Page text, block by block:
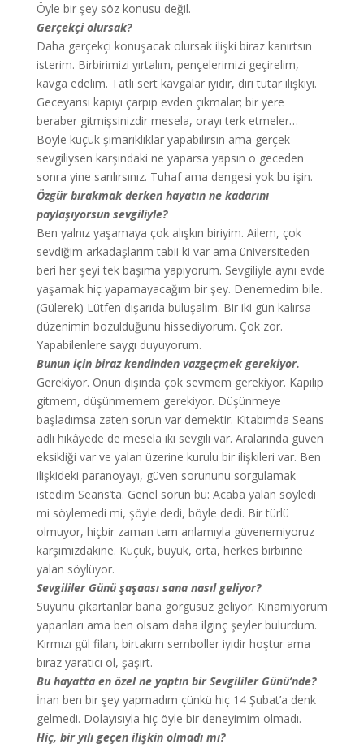
Öyle bir şey söz konusu değil.
Gerçekçi olursak?
Daha gerçekçi konuşacak olursak ilişki biraz kanırtsın
isterim. Birbirimizi yırtalım, pençelerimizi geçirelim,
kavga edelim. Tatlı sert kavgalar iyidir, diri tutar ilişkiyi.
Geceyarısı kapıyı çarpıp evden çıkmalar; bir yere
beraber gitmişsinizdir mesela, orayı terk etmeler…
Böyle küçük şımarıklıklar yapabilirsin ama gerçek
sevgiliysen karşındaki ne yaparsa yapsın o geceden
sonra yine sarılırsınız. Tuhaf ama dengesi yok bu işin.
Özgür bırakmak derken hayatın ne kadarını
paylaşıyorsun sevgiliyle?
Ben yalnız yaşamaya çok alışkın biriyim. Ailem, çok
sevdiğim arkadaşlarım tabii ki var ama üniversiteden
beri her şeyi tek başıma yapıyorum. Sevgiliyle aynı evde
yaşamak hiç yapamayacağım bir şey. Denemedim bile.
(Gülerek) Lütfen dışarıda buluşalım. Bir iki gün kalırsa
düzenimin bozulduğunu hissediyorum. Çok zor.
Yapabilenlere saygı duyuyorum.
Bunun için biraz kendinden vazgeçmek gerekiyor.
Gerekiyor. Onun dışında çok sevmem gerekiyor. Kapılıp
gitmem, düşünmemem gerekiyor. Düşünmeye
başladımsa zaten sorun var demektir. Kitabımda Seans
adlı hikâyede de mesela iki sevgili var. Aralarında güven
eksikliği var ve yalan üzerine kurulu bir ilişkileri var. Ben
ilişkideki paranoyayı, güven sorununu sorgulamak
istedim Seans’ta. Genel sorun bu: Acaba yalan söyledi
mi söylemedi mi, şöyle dedi, böyle dedi. Bir türlü
olmuyor, hiçbir zaman tam anlamıyla güvenemiyoruz
karşımızdakine. Küçük, büyük, orta, herkes birbirine
yalan söylüyor.
Sevgililer Günü şaşaası sana nasıl geliyor?
Suyunu çıkartanlar bana görgüsüz geliyor. Kınamıyorum
yapanları ama ben olsam daha ilginç şeyler bulurdum.
Kırmızı gül filan, birtakım semboller iyidir hoştur ama
biraz yaratıcı ol, şaşırt.
Bu hayatta en özel ne yaptın bir Sevgililer Günü’nde?
İnan ben bir şey yapmadım çünkü hiç 14 Şubat’a denk
gelmedi. Dolayısıyla hiç öyle bir deneyimim olmadı.
Hiç, bir yılı geçen ilişkin olmadı mı?